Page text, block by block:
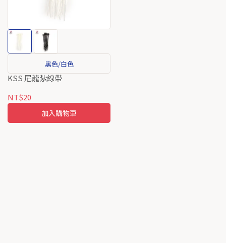
黑色/白色
KSS 尼龍紮線帶
NT$20
加入購物車